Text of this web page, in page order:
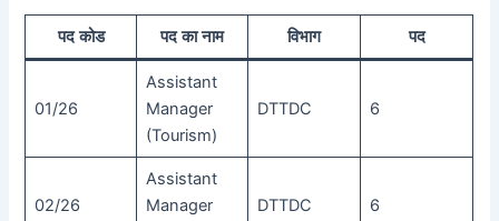
पद कोड पद का नाम विभाग पद
01/26
Assistant
Manager
(Tourism)
DTTDC 6
02/26
Assistant
Manager
DTTDC 6